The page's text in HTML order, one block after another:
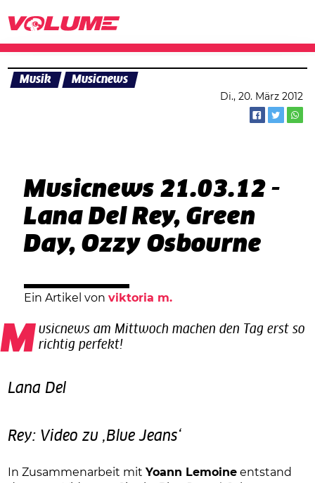
Musik Musicnews
Di., 20. März 2012
Musicnews 21.03.12 -
Lana Del Rey, Green
Day, Ozzy Osbourne
Ein Artikel von viktoria m.
Musicnews am Mittwoch machen den Tag erst so richtig perfekt!
Lana Del
Rey: Video zu ‚Blue Jeans‘
In Zusammenarbeit mitYoann Lemoine entstand